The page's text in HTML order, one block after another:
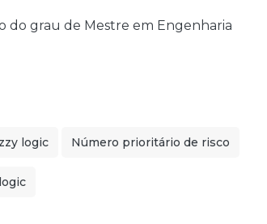
do grau de Mestre em Engenharia
logic Número prioritário de risco